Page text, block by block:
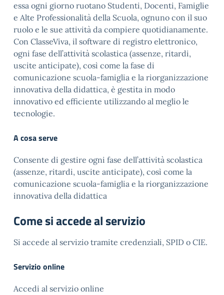
essa ogni giorno ruotano Studenti, Docenti, Famiglie
e Alte Professionalità della Scuola, ognuno con il suo
ruolo e le sue attività da compiere quotidianamente.
Con ClasseViva, il software di registro elettronico,
ogni fase dell’attività scolastica (assenze, ritardi,
uscite anticipate), così come la fase di
comunicazione scuola-famiglia e la riorganizzazione
innovativa della didattica, è gestita in modo
innovativo ed efficiente utilizzando al meglio le
tecnologie.
A cosa serve
Consente di gestire ogni fase dell’attività scolastica
(assenze, ritardi, uscite anticipate), così come la
comunicazione scuola-famiglia e la riorganizzazione
innovativa della didattica
Come si accede al servizio
Si accede al servizio tramite credenziali, SPID o CIE.
Servizio online
Accedi al servizio online